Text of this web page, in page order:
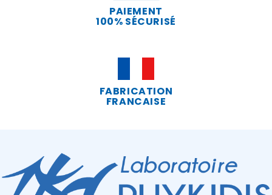
PAIEMENT
100% SÉCURISÉ
FABRICATION
FRANCAISE